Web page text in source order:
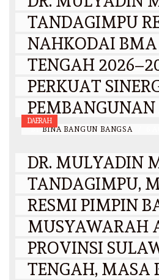
TANDAGIMPU
NAHKODAI BMA
TENGAH
PERKUAT
BY BINA BANGUN BANGSA
DAERAH
DR. MULYADIN
TANDAGIMPU,
RESMI PIMPIN
MUSYAWARAH
PROVINSI
TENGAH, MASA